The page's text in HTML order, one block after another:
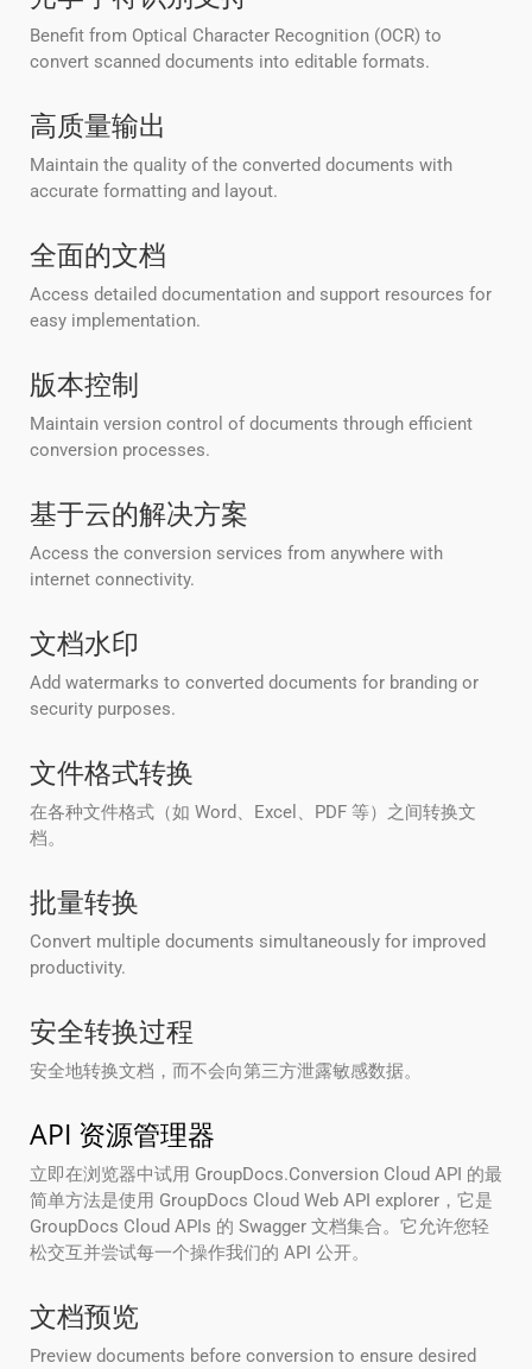
Benefit from Optical Character Recognition (OCR) to
convert scanned documents into editable formats.
高质量输出
Maintain the quality of the converted documents with
accurate formatting and layout.
全面的文档
Access detailed documentation and support resources for
easy implementation.
版本控制
Maintain version control of documents through efficient
conversion processes.
基于云的解决方案
Access the conversion services from anywhere with
internet connectivity.
文档水印
Add watermarks to converted documents for branding or
security purposes.
文件格式转换
在各种文件格式（如 Word、Excel、PDF 等）之间转换文
档。
批量转换
Convert multiple documents simultaneously for improved
productivity.
安全转换过程
安全地转换文档，而不会向第三方泄露敏感数据。
API 资源管理器
立即在浏览器中试用 GroupDocs.Conversion Cloud API 的最
简单方法是使用 GroupDocs Cloud Web API explorer，它是
GroupDocs Cloud APIs 的 Swagger 文档集合。它允许您轻
松交互并尝试每一个操作我们的 API 公开。
文档预览
Preview documents before conversion to ensure desired